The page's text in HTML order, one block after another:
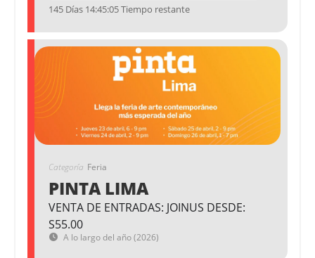
145 Días 14:45:05 Tiempo restante
Categoría Feria
PINTA LIMA
VENTA DE ENTRADAS: JOINUS DESDE:
S55.00
A lo largo del año (2026)